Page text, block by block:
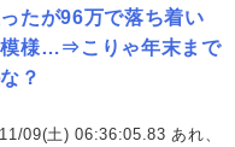
たが96万で落ち着い
模様…⇒こりゃ年末まで
？
09(土) 06:36:05.83 あれ、